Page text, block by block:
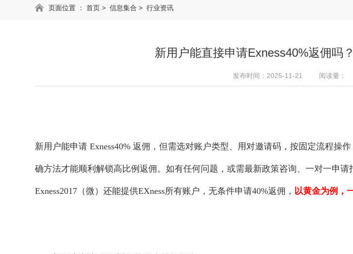
页面位置 ： 首页 > 信息集合 > 行业资讯
新用户能直接申请Exness40%返佣吗
发布时间：2025-11-21 阅读量：
新用户能申请 Exness40% 返佣，但需选对账户类型、用对邀请码，按固定流程操
确方法才能顺利解锁高比例返佣。如有任何问题，或需最新政策咨询、一对一申请
Exness2017（微）还能提供EXness所有账户，无条件申请40%返佣， 以黄金为例，